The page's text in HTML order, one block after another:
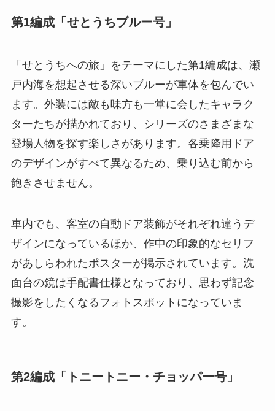
第1編成「せとうちブルー号」
「せとうちへの旅」をテーマにした第1編成は、瀬
戸内海を想起させる深いブルーが車体を包んでい
ます。外装には敵も味方も一堂に会したキャラク
ターたちが描かれており、シリーズのさまざまな
登場人物を探す楽しさがあります。各乗降用ドア
のデザインがすべて異なるため、乗り込む前から
飽きさせません。
車内でも、客室の自動ドア装飾がそれぞれ違うデ
ザインになっているほか、作中の印象的なセリフ
があしらわれたポスターが掲示されています。洗
面台の鏡は手配書仕様となっており、思わず記念
撮影をしたくなるフォトスポットになっていま
す。
第2編成「トニートニー・チョッパー号」